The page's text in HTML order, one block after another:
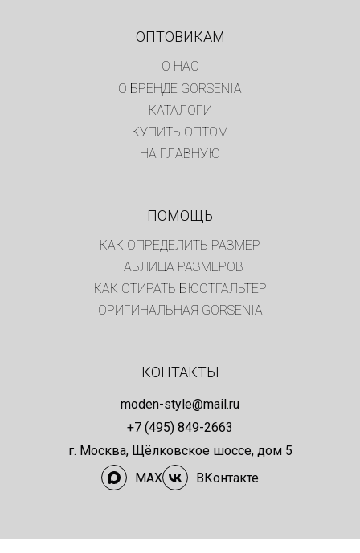
ОПТОВИКАМ
О НАС
О БРЕНДЕ GORSENIA
КАТАЛОГИ
КУПИТЬ ОПТОМ
НА ГЛАВНУЮ
ПОМОЩЬ
КАК ОПРЕДЕЛИТЬ РАЗМЕР
ТАБЛИЦА РАЗМЕРОВ
КАК СТИРАТЬ БЮСТГАЛЬТЕР
ОРИГИНАЛЬНАЯ GORSENIA
КОНТАКТЫ
moden-style@mail.ru
+7 (495) 849-2663
г. Москва, Щёлковское шоссе, дом 5
MAX
ВКонтакте